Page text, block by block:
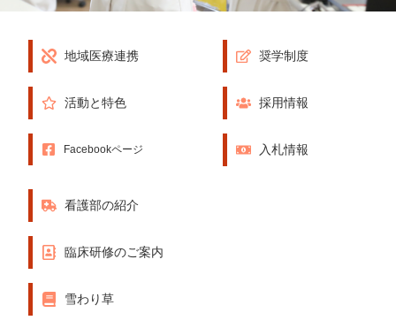
地域医療連携
活動と特色
Facebookページ
奨学制度
採用情報
入札情報
看護部の紹介
臨床研修のご案内
雪わり草